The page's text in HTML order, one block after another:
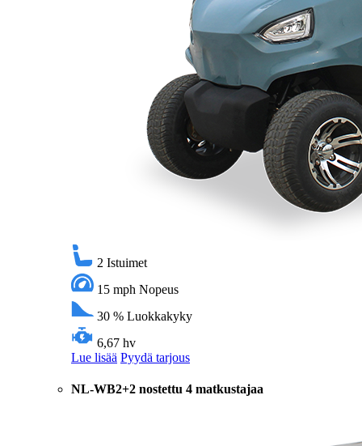
2 Istuimet
15 mph Nopeus
30 % Luokkakyky
6,67 hv
Lue lisää Pyydä tarjous
NL-WB2+2 nostettu 4 matkustajaa